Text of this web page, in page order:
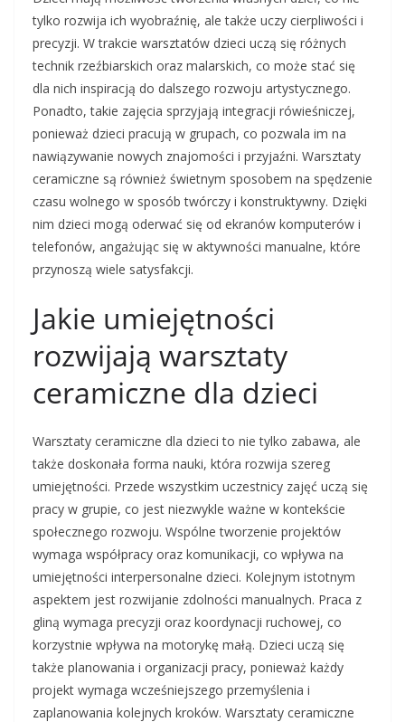
tylko rozwija ich wyobraźnię, ale także uczy cierpliwości i
precyzji. W trakcie warsztatów dzieci uczą się różnych
technik rzeźbiarskich oraz malarskich, co może stać się
dla nich inspiracją do dalszego rozwoju artystycznego.
Ponadto, takie zajęcia sprzyjają integracji rówieśniczej,
ponieważ dzieci pracują w grupach, co pozwala im na
nawiązywanie nowych znajomości i przyjaźni. Warsztaty
ceramiczne są również świetnym sposobem na spędzenie
czasu wolnego w sposób twórczy i konstruktywny. Dzięki
nim dzieci mogą oderwać się od ekranów komputerów i
telefonów, angażując się w aktywności manualne, które
przynoszą wiele satysfakcji.
Jakie umiejętności
rozwijają warsztaty
ceramiczne dla dzieci
Warsztaty ceramiczne dla dzieci to nie tylko zabawa, ale
także doskonała forma nauki, która rozwija szereg
umiejętności. Przede wszystkim uczestnicy zajęć uczą się
pracy w grupie, co jest niezwykle ważne w kontekście
społecznego rozwoju. Wspólne tworzenie projektów
wymaga współpracy oraz komunikacji, co wpływa na
umiejętności interpersonalne dzieci. Kolejnym istotnym
aspektem jest rozwijanie zdolności manualnych. Praca z
gliną wymaga precyzji oraz koordynacji ruchowej, co
korzystnie wpływa na motorykę małą. Dzieci uczą się
także planowania i organizacji pracy, ponieważ każdy
projekt wymaga wcześniejszego przemyślenia i
zaplanowania kolejnych kroków. Warsztaty ceramiczne